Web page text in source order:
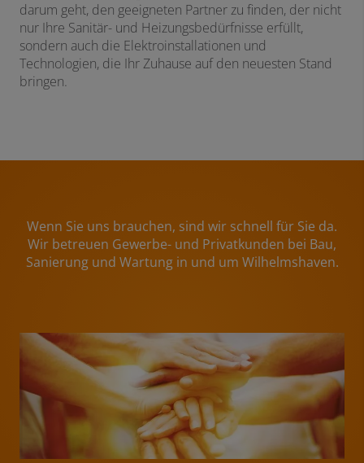
darum geht, den geeigneten Partner zu finden, der nicht
nur Ihre Sanitär- und Heizungsbedürfnisse erfüllt,
sondern auch die Elektroinstallationen und
Technologien, die Ihr Zuhause auf den neuesten Stand
bringen.
Wenn Sie uns brauchen, sind wir schnell für Sie da.
Wir betreuen Gewerbe- und Privatkunden bei Bau,
Sanierung und Wartung in und um Wilhelmshaven.